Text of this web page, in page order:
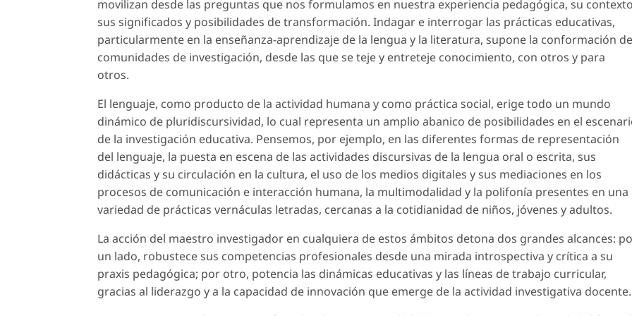
movilizan desde las preguntas que nos formulamos en nuestra experiencia pedagógica, su
sus significados y posibilidades de transformación. Indagar e interrogar las prácticas educativas,
particularmente en la enseñanza-aprendizaje de la lengua y la literatura, supone la conformación de
comunidades de investigación, desde las que se teje y entreteje conocimiento, con otros y para
otros.
El lenguaje, como producto de la actividad humana y como práctica social, erige todo un mundo
dinámico de pluridiscursividad, lo cual representa un amplio abanico de posibilidades en el
de la investigación educativa. Pensemos, por ejemplo, en las diferentes formas de representación
del lenguaje, la puesta en escena de las actividades discursivas de la lengua oral o escrita, sus
didácticas y su circulación en la cultura, el uso de los medios digitales y sus mediaciones en los
procesos de comunicación e interacción humana, la multimodalidad y la polifonía presentes en una
variedad de prácticas vernáculas letradas, cercanas a la cotidianidad de niños, jóvenes y adultos.
La acción del maestro investigador en cualquiera de estos ámbitos detona dos grandes alcances:
un lado, robustece sus competencias profesionales desde una mirada introspectiva y crítica a su
praxis pedagógica; por otro, potencia las dinámicas educativas y las líneas de trabajo curricular,
gracias al liderazgo y a la capacidad de innovación que emerge de la actividad investigativa docente.